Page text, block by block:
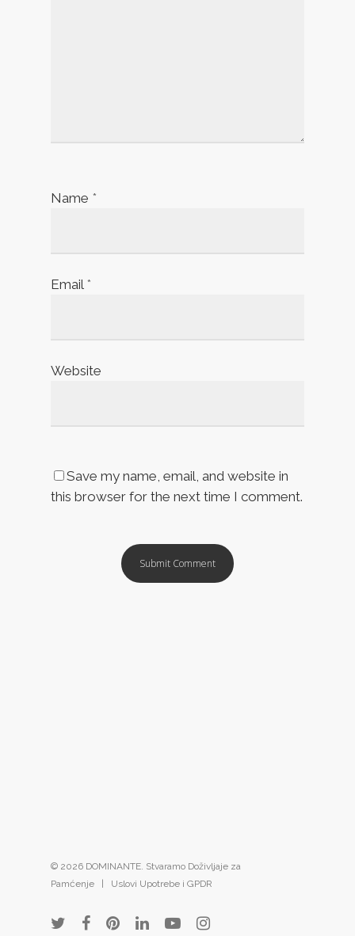
Name *
Email *
Website
Save my name, email, and website in
this browser for the next time I comment.
© 2026 DOMINANTE. Stvaramo Doživljaje za
Pamćenje | Uslovi Upotrebe i GPDR